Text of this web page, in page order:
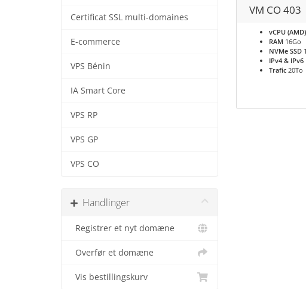
Certificat SSL multi-domaines
E-commerce
VPS Bénin
IA Smart Core
VPS RP
VPS GP
VPS CO
Handlinger
Registrer et nyt domæne
Overfør et domæne
Vis bestillingskurv
VM CO 403
vCPU (AMD)
RAM 16Go
NVMe SSD
IPv4 & IPv6
Trafic20To